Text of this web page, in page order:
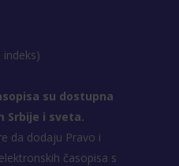
indeks)
su dostupna
Srbije i sveta.
da dodaju Pravo i
časopisa s